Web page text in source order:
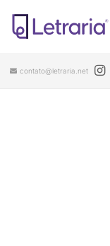
contato@letraria.net